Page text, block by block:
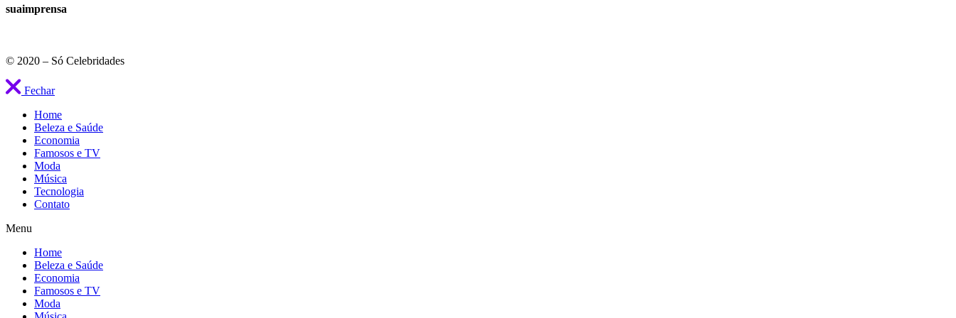
suaimprensa
© 2020 – Só Celebridades
Fechar
Home
Beleza e Saúde
Economia
Famosos e TV
Moda
Música
Tecnologia
Contato
Menu
Home
Beleza e Saúde
Economia
Famosos e TV
Moda